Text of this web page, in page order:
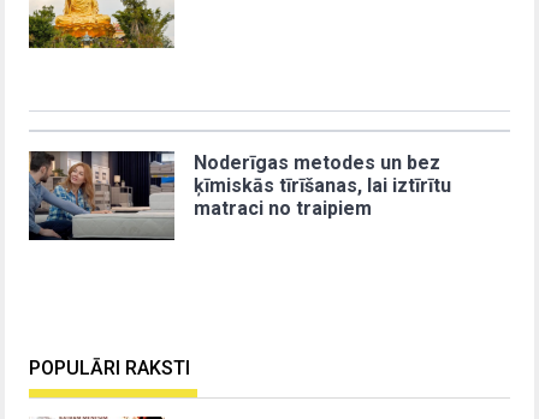
Noderīgas metodes un bez
ķīmiskās tīrīšanas, lai iztīrītu
matraci no traipiem
POPULĀRI RAKSTI